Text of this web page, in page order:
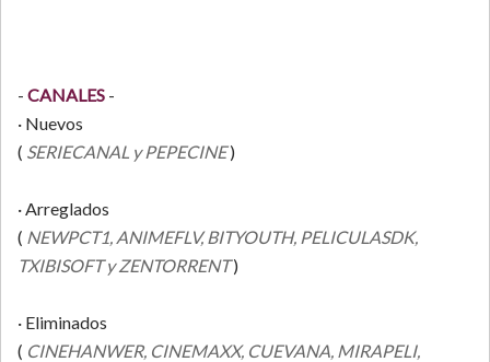
- CANALES -
· Nuevos
( SERIECANAL y PEPECINE)
· Arreglados
( NEWPCT1, ANIMEFLV, BITYOUTH, PELICULASDK,
TXIBISOFT y ZENTORRENT)
· Eliminados
( CINEHANWER, CINEMAXX, CUEVANA, MIRAPELI,